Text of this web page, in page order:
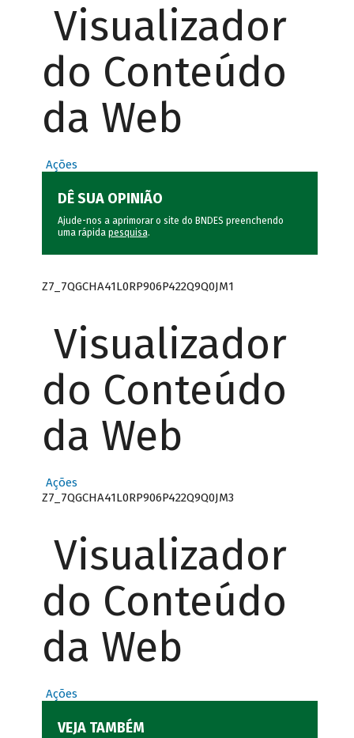
Visualizador
do Conteúdo
da Web
Ações
DÊ SUA OPINIÃO
Ajude-nos a aprimorar o site do BNDES preenchendo
uma rápida pesquisa.
Z7_7QGCHA41L0RP906P422Q9Q0JM1
Visualizador
do Conteúdo
da Web
Ações
Z7_7QGCHA41L0RP906P422Q9Q0JM3
Visualizador
do Conteúdo
da Web
Ações
VEJA TAMBÉM